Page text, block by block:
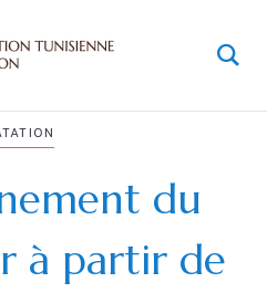
du
à partir de